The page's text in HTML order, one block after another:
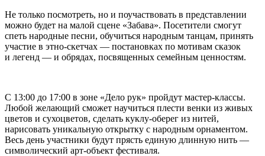
Не только посмотреть, но и поучаствовать в представлении
можно будет на малой сцене «Забава». Посетители смогут
спеть народные песни, обучиться народным танцам, принять
участие в этно-скетчах — постановках по мотивам сказок
и легенд — и обрядах, посвященных семейным ценностям.
С 13:00 до 17:00 в зоне «Дело рук» пройдут мастер-классы.
Любой желающий сможет научиться плести венки из живых
цветов и сухоцветов, сделать куклу-оберег из нитей,
нарисовать уникальную открытку с народным орнаментом.
Весь день участники будут прясть единую длинную нить —
символический арт-объект фестиваля.